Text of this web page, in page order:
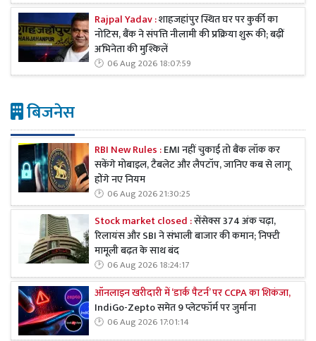
Rajpal Yadav :शाहजहांपुर स्थित घर पर कुर्की का
नोटिस, बैंक ने संपत्ति नीलामी की प्रक्रिया शुरू की; बढ़ीं
अभिनेता की मुश्किलें
06 Aug 2026 18:07:59
बिजनेस
RBI New Rules :EMI नहीं चुकाई तो बैंक लॉक कर
सकेंगे मोबाइल, टैबलेट और लैपटॉप, जानिए कब से लागू
होंगे नए नियम
06 Aug 2026 21:30:25
Stock market closed :सेंसेक्स 374 अंक चढ़ा,
रिलायंस और SBI ने संभाली बाजार की कमान; निफ्टी
मामूली बढ़त के साथ बंद
06 Aug 2026 18:24:17
ऑनलाइन खरीदारी में ‘डार्क पैटर्न’ पर CCPA का शिकंजा,
IndiGo-Zepto समेत 9 प्लेटफॉर्म पर जुर्माना
06 Aug 2026 17:01:14